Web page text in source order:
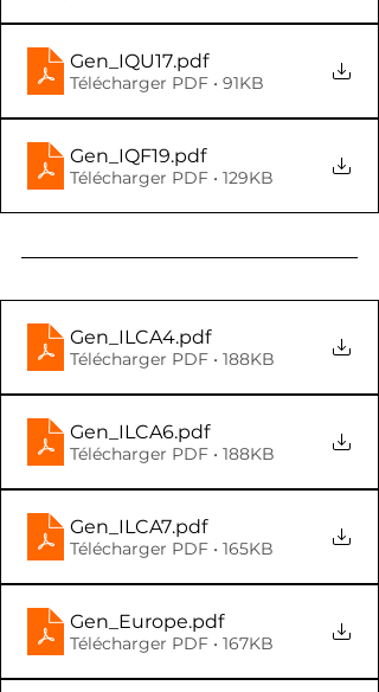
Gen_IQU17.pdf
Télécharger PDF • 91KB
Gen_IQF19.pdf
Télécharger PDF • 129KB
Gen_ILCA4.pdf
Télécharger PDF • 188KB
Gen_ILCA6.pdf
Télécharger PDF • 188KB
Gen_ILCA7.pdf
Télécharger PDF • 165KB
Gen_Europe.pdf
Télécharger PDF • 167KB